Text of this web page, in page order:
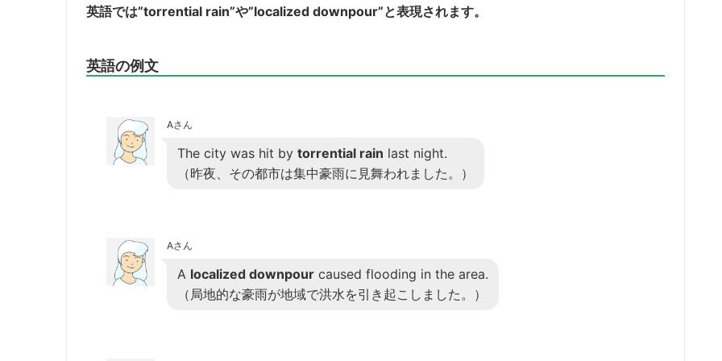
英語では”torrential rain”や”localized downpour”と表現されます。
英語の例文
Aさん
The city was hit by torrential rain last night.
（昨夜、その都市は集中豪雨に見舞われました。）
Aさん
A localized downpour caused flooding in the area.
（局地的な豪雨が地域で洪水を引き起こしました。）